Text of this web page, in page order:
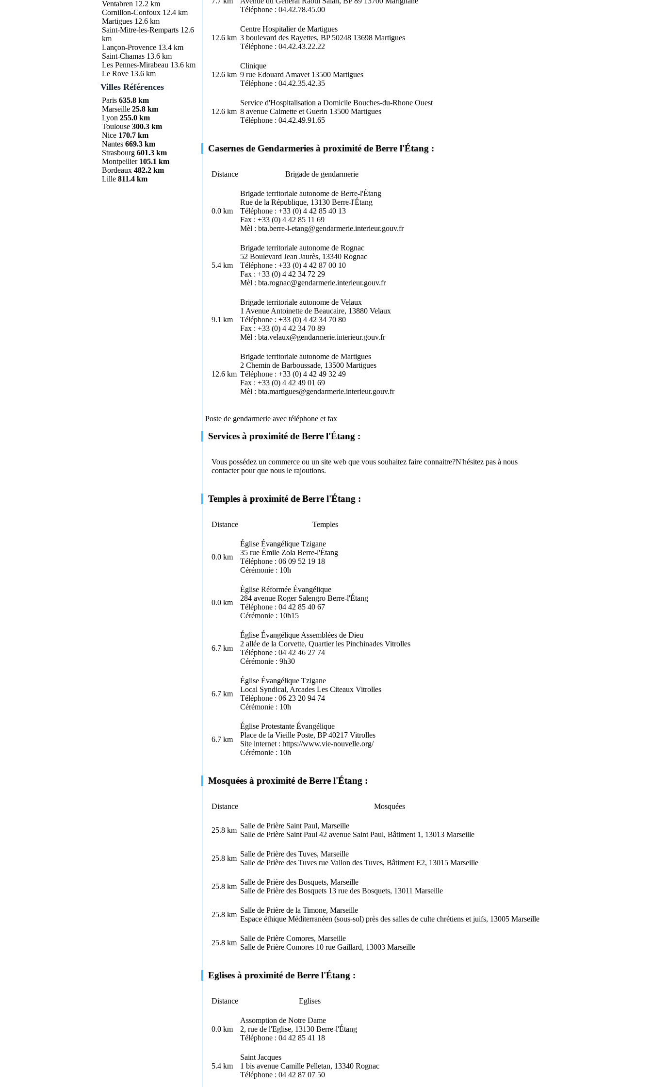
Ventabren 12.2 km
Cornillon-Confoux12.4 km
Martigues12.6 km
Saint-Mitre-les-Remparts12.6
km
Lançon-Provence13.4 km
Saint-Chamas13.6 km
Les Pennes-Mirabeau 13.6 km
Le Rove13.6 km
Villes Références
Paris 635.8 km
Marseille 25.8 km
Lyon 255.0 km
Toulouse 300.3 km
Nice 170.7 km
Nantes 669.3 km
Strasbourg 601.3 km
Montpellier 105.1 km
Bordeaux 482.2 km
Lille 811.4 km
Téléphone : 04.42.78.45.00
12.6 km
Centre Hospitalier de Martigues
3 boulevard des Rayettes, BP 50248 13698 Martigues
Téléphone : 04.42.43.22.22
12.6 km
Clinique
9 rue Edouard Amavet 13500 Martigues
Téléphone : 04.42.35.42.35
12.6 km
Service d'Hospitalisation a Domicile Bouches-du-Rhone Ouest
8 avenue Calmette et Guerin 13500 Martigues
Téléphone : 04.42.49.91.65
Casernes de Gendarmeries à proximité de Berre l'Étang :
Distance Brigade de gendarmerie
0.0 km
Brigade territoriale autonome de Berre-l'Étang
Rue de la République, 13130 Berre-l'Étang
Téléphone : +33 (0) 4 42 85 40 13
Fax : +33 (0) 4 42 85 11 69
Mèl : bta.berre-l-etang@gendarmerie.interieur.gouv.fr
5.4 km
Brigade territoriale autonome de Rognac
52 Boulevard Jean Jaurès, 13340 Rognac
Téléphone : +33 (0) 4 42 87 00 10
Fax : +33 (0) 4 42 34 72 29
Mèl : bta.rognac@gendarmerie.interieur.gouv.fr
9.1 km
Brigade territoriale autonome de Velaux
1 Avenue Antoinette de Beaucaire, 13880 Velaux
Téléphone : +33 (0) 4 42 34 70 80
Fax : +33 (0) 4 42 34 70 89
Mèl : bta.velaux@gendarmerie.interieur.gouv.fr
12.6 km
Brigade territoriale autonome de Martigues
2 Chemin de Barboussade, 13500 Martigues
Téléphone : +33 (0) 4 42 49 32 49
Fax : +33 (0) 4 42 49 01 69
Mèl : bta.martigues@gendarmerie.interieur.gouv.fr
Poste de gendarmerie avec téléphone et fax
Services à proximité de Berre l'Étang :
Vous possédez un commerce ou un site web que vous souhaitez faire connaitre?N'hésitez pas à nous
contacterpour que nous le rajoutions.
Temples à proximité de Berre l'Étang :
Distance Temples
0.0 km
Église Évangélique Tzigane
35 rue Émile Zola Berre-l'Étang
Téléphone : 06 09 52 19 18
Cérémonie : 10h
0.0 km
Église Réformée Évangélique
284 avenue Roger Salengro Berre-l'Étang
Téléphone : 04 42 85 40 67
Cérémonie : 10h15
6.7 km
Église Évangélique Assemblées de Dieu
2 allée de la Corvette, Quartier les Pinchinades Vitrolles
Téléphone : 04 42 46 27 74
Cérémonie : 9h30
6.7 km
Église Évangélique Tzigane
Local Syndical, Arcades Les Citeaux Vitrolles
Téléphone : 06 23 20 94 74
Cérémonie : 10h
6.7 km
Église Protestante Évangélique
Place de la Vieille Poste, BP 40217 Vitrolles
Site internet : https://www.vie-nouvelle.org/
Cérémonie : 10h
Mosquées à proximité de Berre l'Étang :
Distance Mosquées
25.8 km
Salle de Prière Saint Paul, Marseille
Salle de Prière Saint Paul 42 avenue Saint Paul, Bâtiment 1, 13013 Marseille
25.8 km
Salle de Prière des Tuves, Marseille
Salle de Prière des Tuves rue Vallon des Tuves, Bâtiment E2, 13015 Marseille
25.8 km
Salle de Prière des Bosquets, Marseille
Salle de Prière des Bosquets 13 rue des Bosquets, 13011 Marseille
25.8 km
Salle de Prière de la Timone, Marseille
Espace éthique Méditerranéen (sous-sol) près des salles de culte chrétiens et juifs, 13005 Marseille
25.8 km
Salle de Prière Comores, Marseille
Salle de Prière Comores 10 rue Gaillard, 13003 Marseille
Eglises à proximité de Berre l'Étang :
Distance Eglises
0.0 km
Assomption de Notre Dame
2, rue de l'Eglise, 13130 Berre-l'Étang
Téléphone : 04 42 85 41 18
5.4 km
Saint Jacques
1 bis avenue Camille Pelletan, 13340 Rognac
Téléphone : 04 42 87 07 50